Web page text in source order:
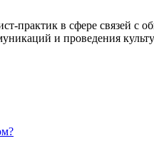
практик в сфере связей с
и проведения